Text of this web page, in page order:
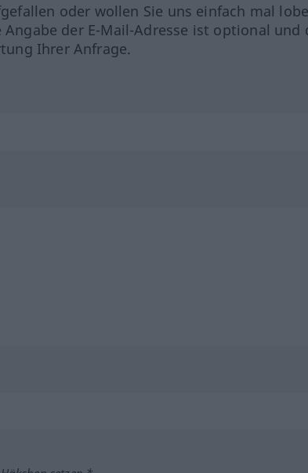
oder wollen Sie uns einfach mal
der E-Mail-Adresse ist optional und
Ihrer Anfrage.